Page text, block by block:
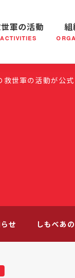
問題 救世軍
軍の活動
ACTIVITIES
活動 社会鍋
組織概要
救世軍の活動が公
せ しもべあ